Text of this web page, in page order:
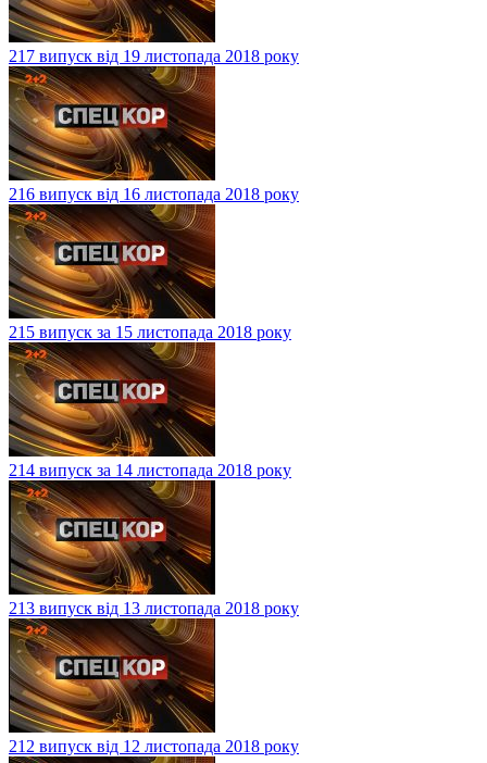
217 випуск від 19 листопада 2018 року
216 випуск від 16 листопада 2018 року
215 випуск за 15 листопада 2018 року
214 випуск за 14 листопада 2018 року
213 випуск від 13 листопада 2018 року
212 випуск від 12 листопада 2018 року